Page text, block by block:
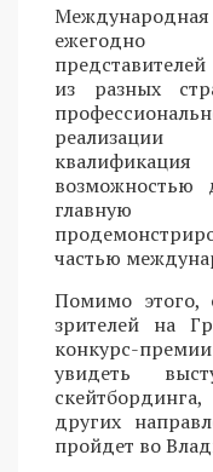
ежегодно
из разных
возможностью
главную
частью
Помимо этого,
зрителей на
конкурс-
увидеть
других
пройдет во